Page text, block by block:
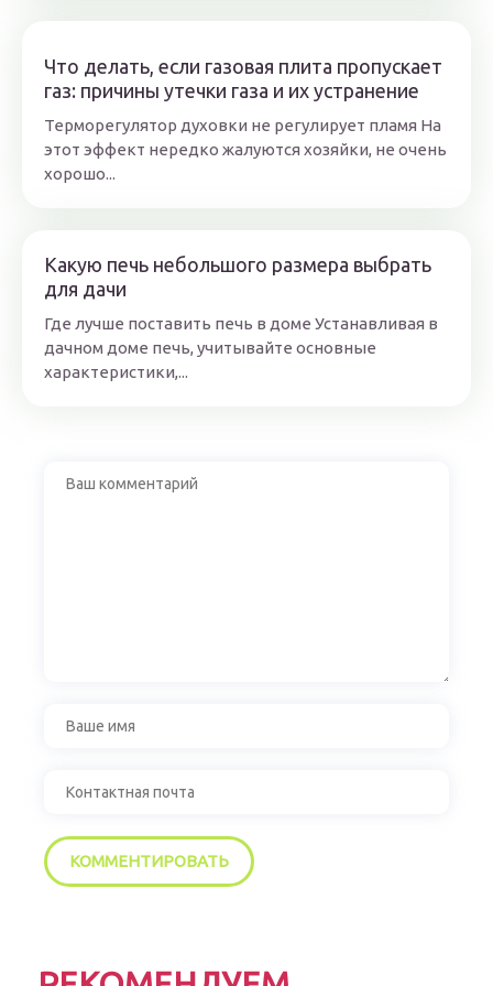
Что делать, если газовая плита пропускает
газ: причины утечки газа и их устранение
Терморегулятор духовки не регулирует пламя На
этот эффект нередко жалуются хозяйки, не очень
хорошо...
Какую печь небольшого размера выбрать
для дачи
Где лучше поставить печь в доме Устанавливая в
дачном доме печь, учитывайте основные
характеристики,...